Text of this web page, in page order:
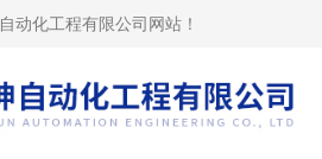
动化工程有限公司网站 ！